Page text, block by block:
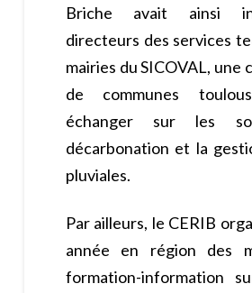
Briche avait ainsi
directeurs des services
mairies du SICOVAL, une
de communes
échanger sur les
décarbonation et la
pluviales.
Par ailleurs, le CERIB
année en région des
formation-information